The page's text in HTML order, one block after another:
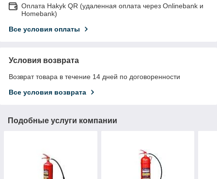
Оплата Hakyk QR (удаленная оплата через Onlinebank и
Homebank)
Все условия оплаты
Условия возврата
Возврат товара в течение 14 дней по договоренности
Все условия возврата
Подобные услуги компании